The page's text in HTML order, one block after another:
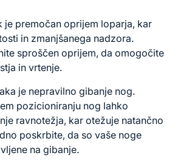
je premočan oprijem loparja, kar
in zmanjšanega nadzora.
sproščen oprijem, da omogočite
in vrtenje.
je nepravilno gibanje nog.
pozicioniranju nog lahko
ravnotežja, kar otežuje natančno
poskrbite, da so vaše noge
na gibanje.